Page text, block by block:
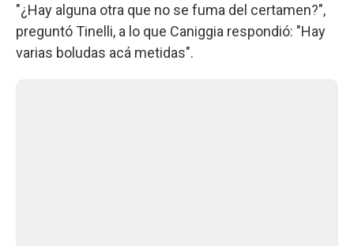
"¿Hay alguna otra que no se fuma del certamen?",
preguntó Tinelli, a lo que Caniggia respondió: "Hay
varias boludas acá metidas".